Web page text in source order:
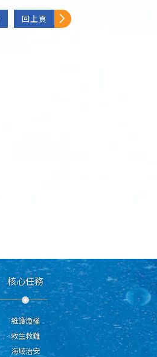
回上頁
核心任務
維護漁權
救生救難
海域治安